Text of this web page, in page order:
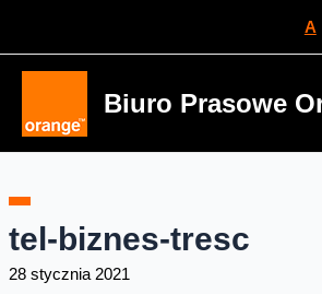
A
Biuro Prasowe
tel-biznes-tresc
28 stycznia 2021